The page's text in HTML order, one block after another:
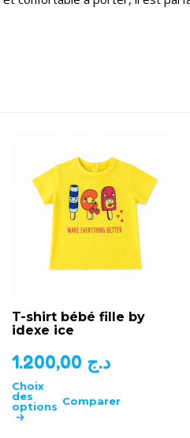
T-shirt bébé fille by
idexe ice
د.ج
Choix
des
options Comparer